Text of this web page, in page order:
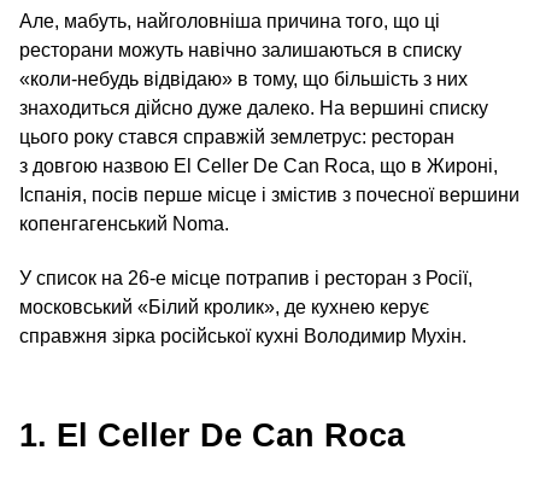
Але, мабуть, найголовніша причина того, що ці
ресторани можуть навічно залишаються в списку
«коли-небудь відвідаю» в тому, що більшість з них
знаходиться дійсно дуже далеко. На вершині списку
цього року стався справжій землетрус: ресторан
з довгою назвою El Celler De Can Roca, що в Жироні,
Іспанія, посів перше місце і змістив з почесної вершини
копенгагенський Noma.
У список на 26‑е місце потрапив і ресторан з Росії,
московський «Білий кролик», де кухнею керує
справжня зірка російської кухні Володимир Мухін.
1. El Celler De Can Roca